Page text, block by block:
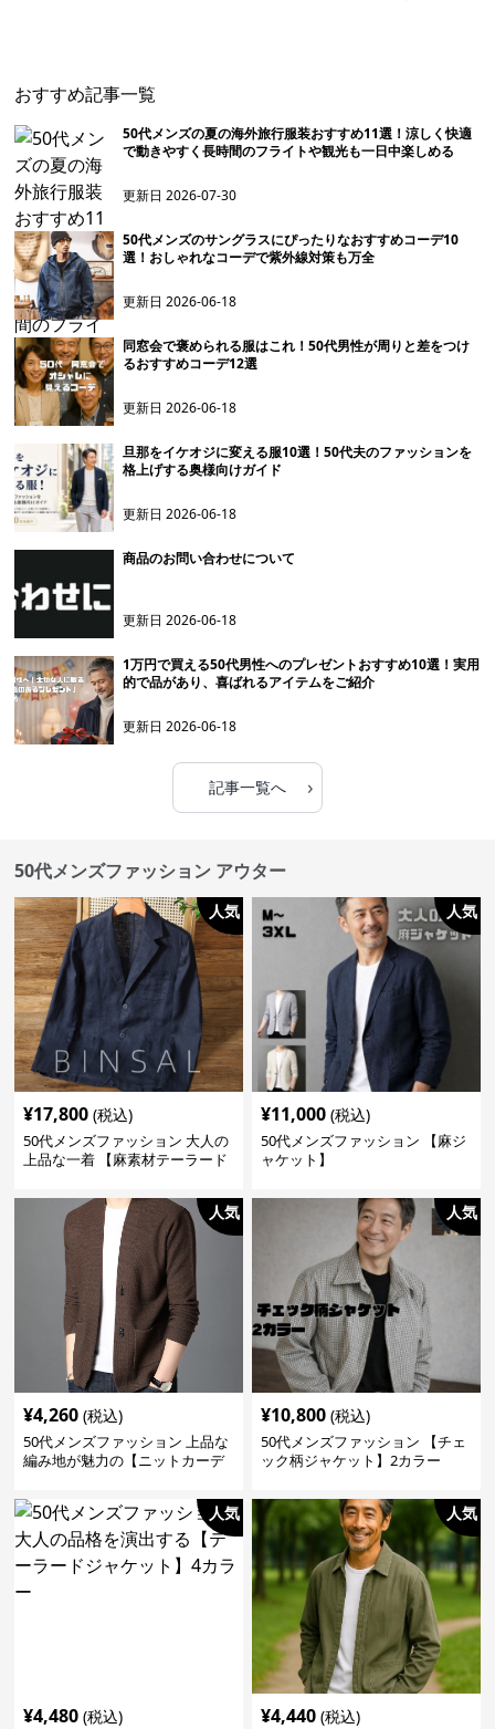
おすすめ記事一覧
50代メンズの夏の海外旅行服装おすすめ11選！涼しく快適
で動きやすく長時間のフライトや観光も一日中楽しめる
更新日2026-07-30
50代メンズのサングラスにぴったりなおすすめコーデ10
選！おしゃれなコーデで紫外線対策も万全
更新日2026-06-18
同窓会で褒められる服はこれ！50代男性が周りと差をつけ
るおすすめコーデ12選
更新日2026-06-18
旦那をイケオジに変える服10選！50代夫のファッションを
格上げする奥様向けガイド
更新日2026-06-18
商品のお問い合わせについて
更新日2026-06-18
1万円で買える50代男性へのプレゼントおすすめ10選！実用
的で品があり、喜ばれるアイテムをご紹介
更新日2026-06-18
記事一覧へ ›
50代メンズファッション アウター
人気
¥17,800 (税込)
50代メンズファッション 大人の
上品な一着 【麻素材テーラード
人気
¥11,000 (税込)
50代メンズファッション 【麻ジ
ャケット】
人気
¥4,260 (税込)
50代メンズファッション 上品な
編み地が魅力の【ニットカーデ
人気
¥10,800 (税込)
50代メンズファッション 【チェ
ック柄ジャケット】2カラー
人気
¥4,480 (税込)
人気
¥4,440 (税込)